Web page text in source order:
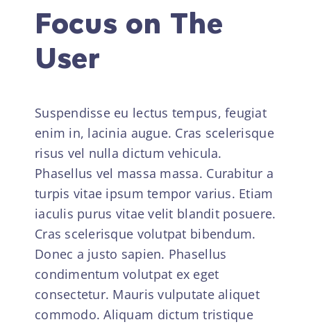
Focus on The
User
Suspendisse eu lectus tempus, feugiat
enim in, lacinia augue. Cras scelerisque
risus vel nulla dictum vehicula.
Phasellus vel massa massa. Curabitur a
turpis vitae ipsum tempor varius. Etiam
iaculis purus vitae velit blandit posuere.
Cras scelerisque volutpat bibendum.
Donec a justo sapien. Phasellus
condimentum volutpat ex eget
consectetur. Mauris vulputate aliquet
commodo. Aliquam dictum tristique